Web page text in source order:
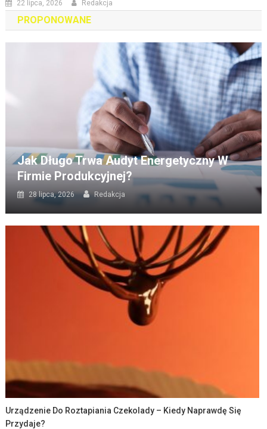
22 lipca, 2026 Redakcja
PROPONOWANE
Jak Długo Trwa Audyt Energetyczny W
Firmie Produkcyjnej?
28 lipca, 2026 Redakcja
Urządzenie Do Roztapiania Czekolady – Kiedy Naprawdę Się
Przydaje?